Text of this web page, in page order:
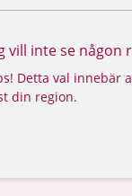
vill inte se
Detta val innebär
din region.